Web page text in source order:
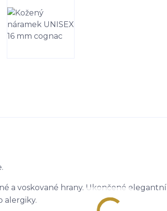
a voskované hrany. Ukončené elegantní
alergiky.